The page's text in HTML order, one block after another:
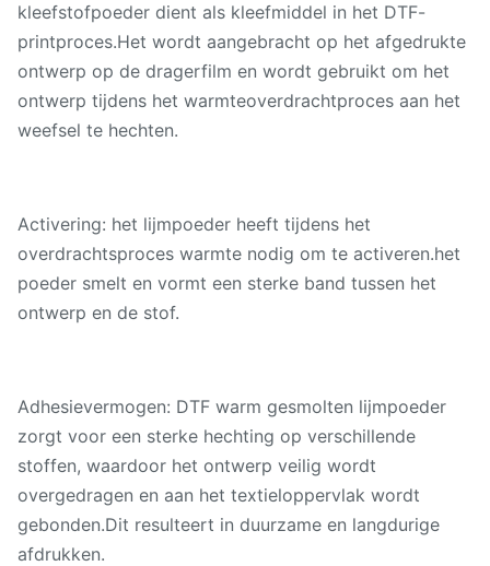
kleefstofpoeder dient als kleefmiddel in het DTF-
printproces.Het wordt aangebracht op het afgedrukte
ontwerp op de dragerfilm en wordt gebruikt om het
ontwerp tijdens het warmteoverdrachtproces aan het
weefsel te hechten.
Activering: het lijmpoeder heeft tijdens het
overdrachtsproces warmte nodig om te activeren.het
poeder smelt en vormt een sterke band tussen het
ontwerp en de stof.
Adhesievermogen: DTF warm gesmolten lijmpoeder
zorgt voor een sterke hechting op verschillende
stoffen, waardoor het ontwerp veilig wordt
overgedragen en aan het textieloppervlak wordt
gebonden.Dit resulteert in duurzame en langdurige
afdrukken.